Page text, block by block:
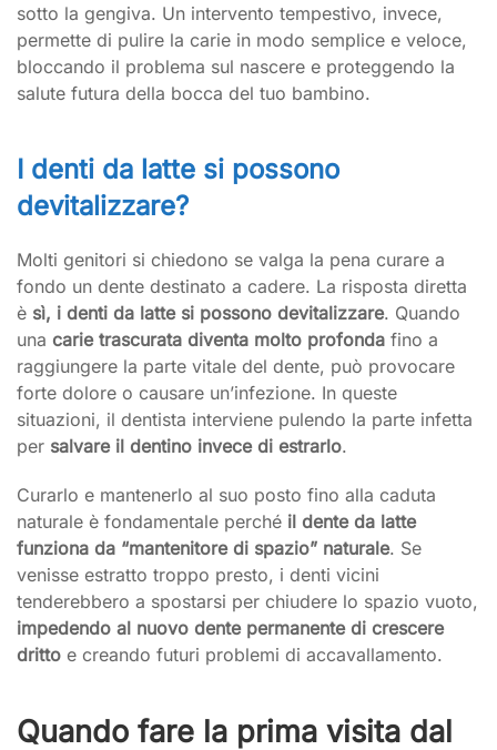
sotto la gengiva. Un intervento tempestivo, invece,
permette di pulire la carie in modo semplice e veloce,
bloccando il problema sul nascere e proteggendo la
salute futura della bocca del tuo bambino.
I denti da latte si possono
devitalizzare?
Molti genitori si chiedono se valga la pena curare a
fondo un dente destinato a cadere. La risposta diretta
è sì, i denti da latte si possono devitalizzare. Quando
una carie trascurata diventa molto profonda fino a
raggiungere la parte vitale del dente, può provocare
forte dolore o causare un’infezione. In queste
situazioni, il dentista interviene pulendo la parte infetta
per salvare il dentino invece di estrarlo.
Curarlo e mantenerlo al suo posto fino alla caduta
naturale è fondamentale perché il dente da latte
funziona da “mantenitore di spazio” naturale. Se
venisse estratto troppo presto, i denti vicini
tenderebbero a spostarsi per chiudere lo spazio vuoto,
impedendo al nuovo dente permanente di crescere
dritto e creando futuri problemi di accavallamento.
Quando fare la prima visita dal